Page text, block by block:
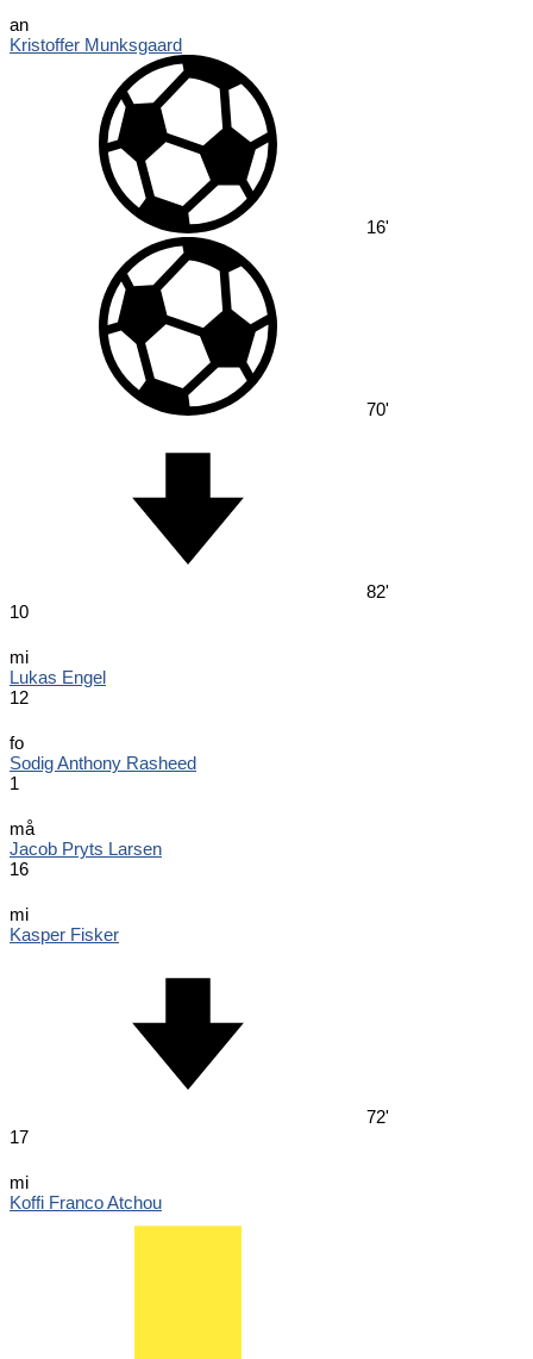
an
Kristoffer Munksgaard
16'
70'
82'
10
mi
Lukas Engel
12
fo
Sodig Anthony Rasheed
1
må
Jacob Pryts Larsen
16
mi
Kasper Fisker
72'
17
mi
Koffi Franco Atchou